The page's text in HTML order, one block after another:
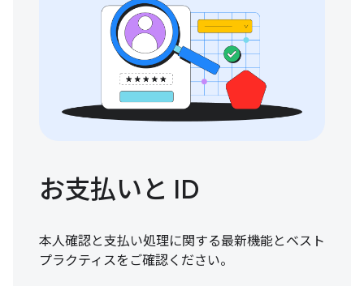
お支払いと ID
本人確認と支払い処理に関する最新機能とベスト
プラクティスをご確認ください。